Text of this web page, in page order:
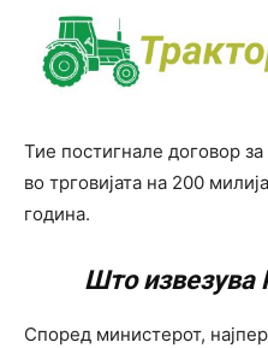
Тие постигнале договор
во трговијата на 200
година.
Што извезува
Според министерот,